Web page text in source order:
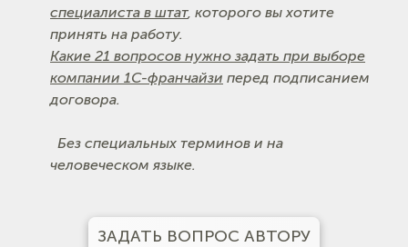
специалиста в штат, которого вы хотите
принять на работу.
Какие 21 вопросов нужно задать при выборе
компании 1С-франчайзи перед подписанием
договора.
Без специальных терминов и на
человеческом языке.
ЗАДАТЬ ВОПРОС АВТОРУ